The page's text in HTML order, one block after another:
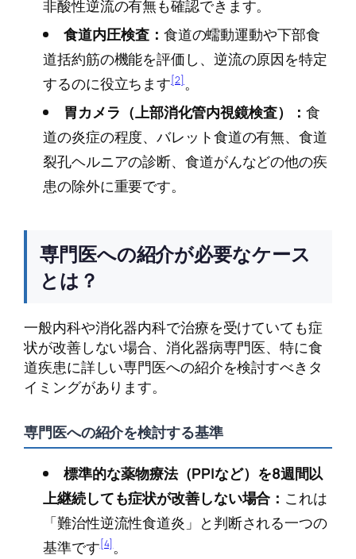
非酸性逆流の有無も確認できます。
食道内圧検査： 食道の蠕動運動や下部食
道括約筋の機能を評価し、逆流の原因を特定
するのに役立ちます[2]。
胃カメラ（上部消化管内視鏡検査）： 食
道の炎症の程度、バレット食道の有無、食道
裂孔ヘルニアの診断、食道がんなどの他の疾
患の除外に重要です。
専門医への紹介が必要なケース
とは？
一般内科や消化器内科で治療を受けていても症
状が改善しない場合、消化器病専門医、特に食
道疾患に詳しい専門医への紹介を検討すべきタ
イミングがあります。
専門医への紹介を検討する基準
標準的な薬物療法（PPIなど）を8週間以
上継続しても症状が改善しない場合： これは
「難治性逆流性食道炎」と判断される一つの
基準です[4]。